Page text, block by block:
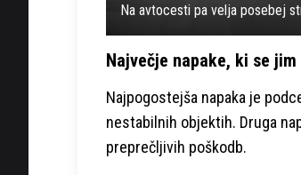
Na avtocesti pa velja posebej
Največje napake, ki se
Najpogostejša napaka je
nestabilnih objektih. Druga
preprečljivih poškodb.